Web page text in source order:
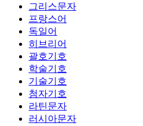
그리스문자
프랑스어
독일어
히브리어
괄호기호
학술기호
기술기호
첨자기호
라틴문자
러시아문자